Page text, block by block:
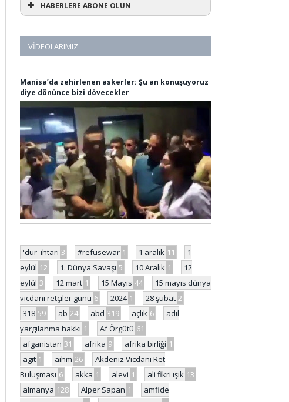
HABERLERE ABONE OLUN
VIDEOLARIMIZ
Manisa’da zehirlenen askerler: Şu an konuşuyoruz
diye dönünce bizi dövecekler
'dur' ihtarı 3 #refusewar 1 1 aralık 11
1
eylül 12 1. Dünya Savaşı 5 10 Aralık 1
12
eylül 3 12 mart 1 15 Mayıs 44
15 mayıs dünya
vicdani retçiler günü 6 2024 1 28 şubat 2
318 59 ab 24 abd 319 açlık 6
adil
yargılanma hakkı 1 Af Örgütü 61
afganistan 31 afrika 9 afrika birliği 1
agit 1 aihm 26
Akdeniz Vicdani Ret
Buluşması 6 akka 1 alevi 1 ali fikri ışık 13
almanya 128 Alper Sapan 1
amfide